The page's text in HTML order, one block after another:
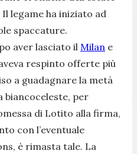
legame ha iniziato ad
spaccature.
aver lasciato il Milan e
respinto offerte più
a guadagnare la metà
biancoceleste, per
di Lotito alla firma,
con l’eventuale
è rimasta tale. La